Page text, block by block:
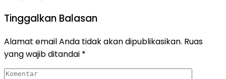
Tinggalkan Balasan
Alamat email Anda tidak akan dipublikasikan. Ruas
yang wajib ditandai *